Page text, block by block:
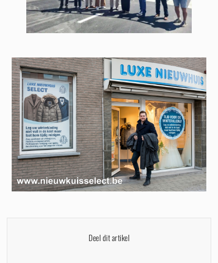
Deel dit artikel